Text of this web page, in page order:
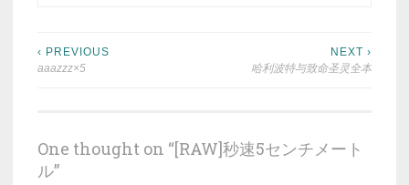
Post
‹ PREVIOUS
aaazzz×5
NEXT ›
哈利波特与致命圣灵全本
One thought on “[RAW]秒速5センチメート
ル”